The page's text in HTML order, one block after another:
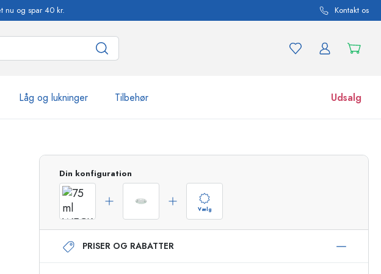
nu og spar 40 kr. Kontakt os
Låg og lukninger Tilbehør Udsalg
Airless-dispensere
Roll-on flasker
Glas
Køb nu
Din konfiguration
Vælg
PRISER OG RABATTER